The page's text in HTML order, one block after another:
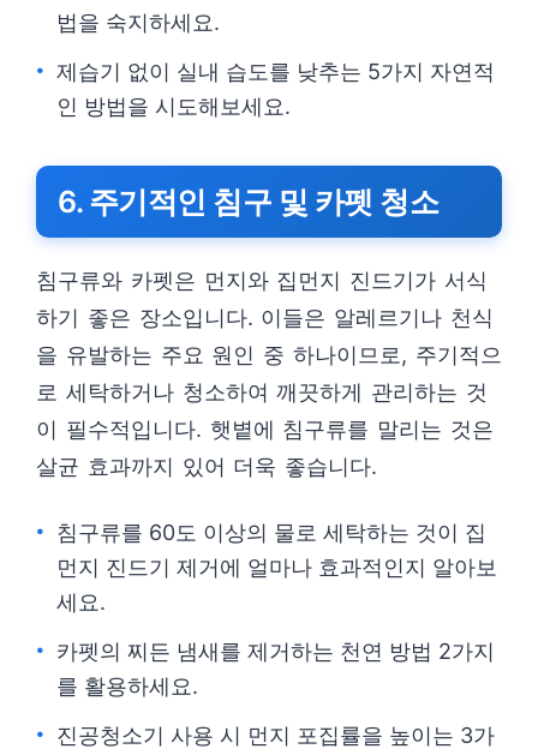
법을 숙지하세요.
제습기 없이 실내 습도를 낮추는 5가지 자연적
인 방법을 시도해보세요.
6. 주기적인 침구 및 카펫 청소
침구류와 카펫은 먼지와 집먼지 진드기가 서식
하기 좋은 장소입니다. 이들은 알레르기나 천식
을 유발하는 주요 원인 중 하나이므로, 주기적으
로 세탁하거나 청소하여 깨끗하게 관리하는 것
이 필수적입니다. 햇볕에 침구류를 말리는 것은
살균 효과까지 있어 더욱 좋습니다.
침구류를 60도 이상의 물로 세탁하는 것이 집
먼지 진드기 제거에 얼마나 효과적인지 알아보
세요.
카펫의 찌든 냄새를 제거하는 천연 방법 2가지
를 활용하세요.
진공청소기 사용 시 먼지 포집률을 높이는 3가